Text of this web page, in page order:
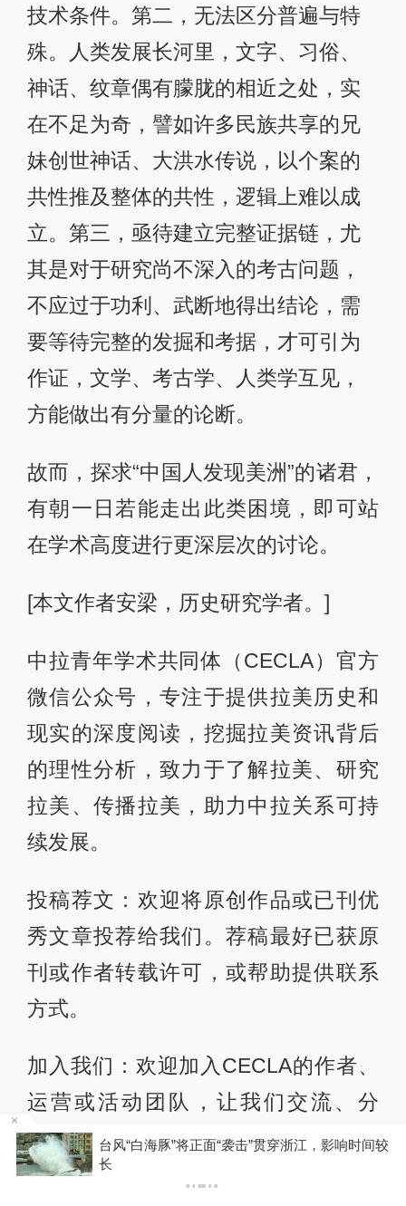
技术条件。第二，无法区分普遍与特
殊。人类发展长河里，文字、习俗、
神话、纹章偶有朦胧的相近之处，实
在不足为奇，譬如许多民族共享的兄
妹创世神话、大洪水传说，以个案的
共性推及整体的共性，逻辑上难以成
立。第三，亟待建立完整证据链，尤
其是对于研究尚不深入的考古问题，
不应过于功利、武断地得出结论，需
要等待完整的发掘和考据，才可引为
作证，文学、考古学、人类学互见，
方能做出有分量的论断。
故而，探求“中国人发现美洲”的诸君，
有朝一日若能走出此类困境，即可站
在学术高度进行更深层次的讨论。
[本文作者安梁，历史研究学者。]
中拉青年学术共同体（CECLA）官方
微信公众号，专注于提供拉美历史和
现实的深度阅读，挖掘拉美资讯背后
的理性分析，致力于了解拉美、研究
拉美、传播拉美，助力中拉关系可持
续发展。
投稿荐文：欢迎将原创作品或已刊优
秀文章投荐给我们。荐稿最好已获原
刊或作者转载许可，或帮助提供联系
方式。
加入我们：欢迎加入CECLA的作者、
运营或活动团队，让我们交流、分
享、共同成长——你我他和CECLA。
台风“白海豚”将正面“袭击”贯穿浙江，影响时间较
长